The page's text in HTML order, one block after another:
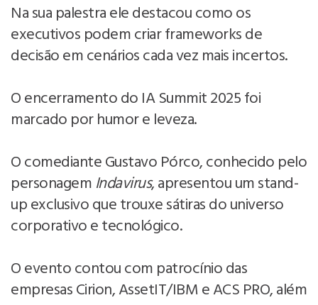
Na sua palestra ele destacou como os
executivos podem criar frameworks de
decisão em cenários cada vez mais incertos.
O encerramento do IA Summit 2025 foi
marcado por humor e leveza.
O comediante Gustavo Pórco, conhecido pelo
personagem Indavirus, apresentou um stand-
up exclusivo que trouxe sátiras do universo
corporativo e tecnológico.
O evento contou com patrocínio das
empresas Cirion, AssetIT/IBM e ACS PRO, além